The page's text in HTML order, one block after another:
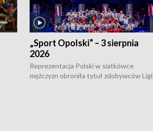
„Sport Opolski” – 3 sierpnia
2026
Reprezentacja Polski w siatkówce
mężczyzn obroniła tytuł zdobywców Ligi